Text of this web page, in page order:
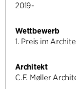
2019-
Wettbewerb
1. Preis im
Architekt
C.F. Møller